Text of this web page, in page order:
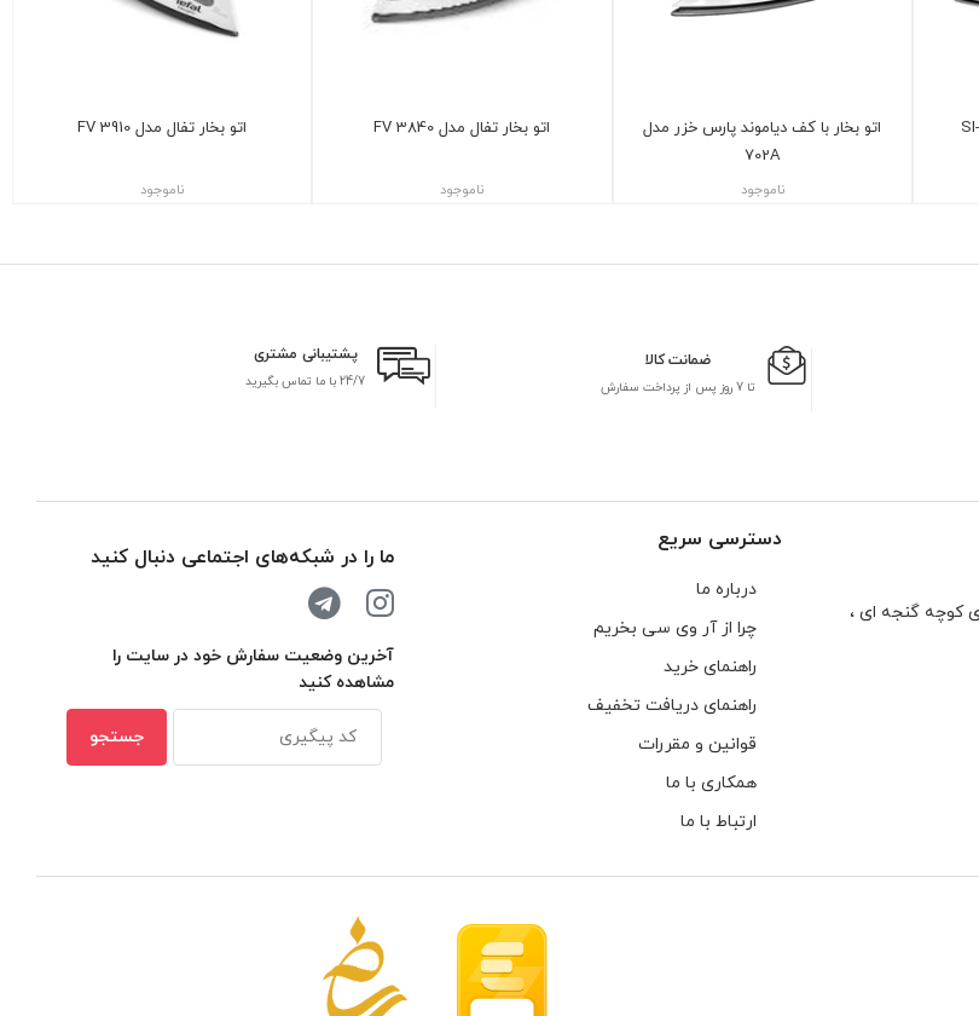
اتو بخار با کف دیاموند پارس خزر مدل
702A
ناموجود
اتو بخار تفال مدل FV 3840
ناموجود
اتو بخار تفال مدل FV 3910
ناموجود
ضمانت کالا
تا 7 روز پس از پرداخت سفارش
پشتیبانی مشتری
24/7 با ما تماس بگیرید
كوچه گنجه ای ،
دسترسی سریع
درباره ما
چرا از آر وی سی بخریم
راهنمای خرید
راهنمای دریافت تخفیف
قوانین و مقررات
همکاری با ما
ارتباط با ما
ما را در شبکه‌های اجتماعی دنبال کنید
آخرین وضعیت سفارش خود در سایت را
مشاهده کنید